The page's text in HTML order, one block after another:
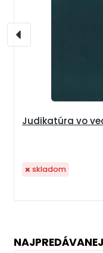
Judikatúra vo
skladom